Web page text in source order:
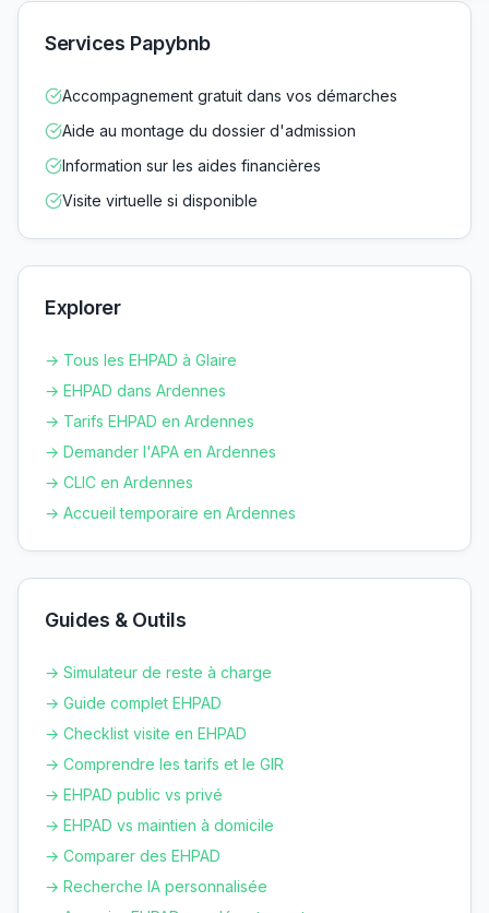
Services Papybnb
Accompagnement gratuit dans vos démarches
Aide au montage du dossier d'admission
Information sur les aides financières
Visite virtuelle si disponible
Explorer
→ Tous les EHPAD à Glaire
→ EHPAD dans Ardennes
→ Tarifs EHPAD en Ardennes
→ Demander l'APA en Ardennes
→ CLIC en Ardennes
→ Accueil temporaire en Ardennes
Guides & Outils
→ Simulateur de reste à charge
→ Guide complet EHPAD
→ Checklist visite en EHPAD
→ Comprendre les tarifs et le GIR
→ EHPAD public vs privé
→ EHPAD vs maintien à domicile
→ Comparer des EHPAD
→ Recherche IA personnalisée